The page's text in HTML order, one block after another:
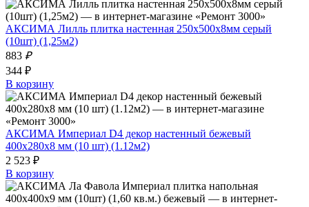
АКСИМА Лилль плитка настенная 250x500x8мм серый
(10шт) (1,25м2)
883 ₽
344 ₽
В корзину
АКСИМА Империал D4 декор настенный бежевый
400х280х8 мм (10 шт) (1.12м2)
2 523 ₽
В корзину